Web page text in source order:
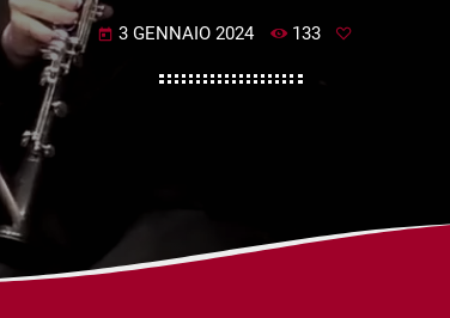
today 3 GENNAIO 2024 133